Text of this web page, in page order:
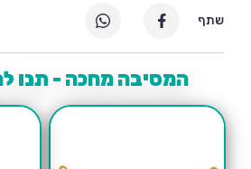
המסיבה מחכה - תנו
שתף